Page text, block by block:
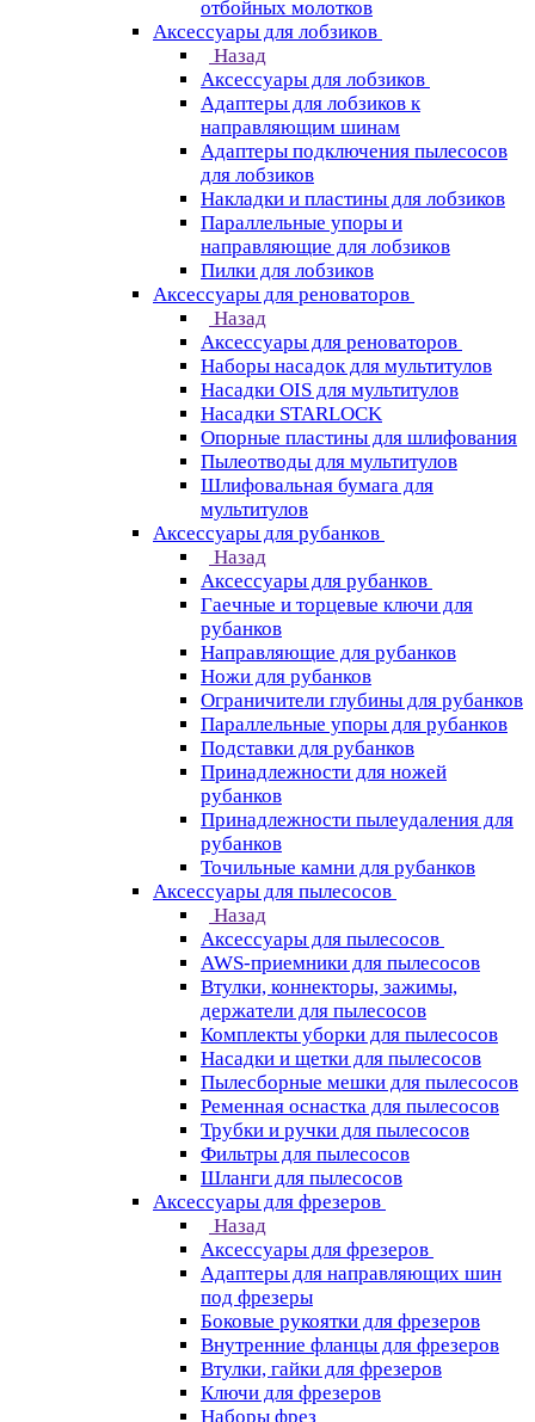
отбойных молотков
Аксессуары для лобзиков
Назад
Аксессуары для лобзиков
Адаптеры для лобзиков к
направляющим шинам
Адаптеры подключения пылесосов
для лобзиков
Накладки и пластины для лобзиков
Параллельные упоры и
направляющие для лобзиков
Пилки для лобзиков
Аксессуары для реноваторов
Назад
Аксессуары для реноваторов
Наборы насадок для мультитулов
Насадки OIS для мультитулов
Насадки STARLOCK
Опорные пластины для шлифования
Пылеотводы для мультитулов
Шлифовальная бумага для
мультитулов
Аксессуары для рубанков
Назад
Аксессуары для рубанков
Гаечные и торцевые ключи для
рубанков
Направляющие для рубанков
Ножи для рубанков
Ограничители глубины для рубанков
Параллельные упоры для рубанков
Подставки для рубанков
Принадлежности для ножей
рубанков
Принадлежности пылеудаления для
рубанков
Точильные камни для рубанков
Аксессуары для пылесосов
Назад
Аксессуары для пылесосов
AWS-приемники для пылесосов
Втулки, коннекторы, зажимы,
держатели для пылесосов
Комплекты уборки для пылесосов
Насадки и щетки для пылесосов
Пылесборные мешки для пылесосов
Ременная оснастка для пылесосов
Трубки и ручки для пылесосов
Фильтры для пылесосов
Шланги для пылесосов
Аксессуары для фрезеров
Назад
Аксессуары для фрезеров
Адаптеры для направляющих шин
под фрезеры
Боковые рукоятки для фрезеров
Внутренние фланцы для фрезеров
Втулки, гайки для фрезеров
Ключи для фрезеров
Наборы фрез